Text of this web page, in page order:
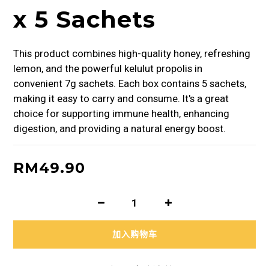
x 5 Sachets
This product combines high-quality honey, refreshing
lemon, and the powerful kelulut propolis in
convenient 7g sachets. Each box contains 5 sachets,
making it easy to carry and consume. It's a great
choice for supporting immune health, enhancing
digestion, and providing a natural energy boost.
RM49.90
加入购物车